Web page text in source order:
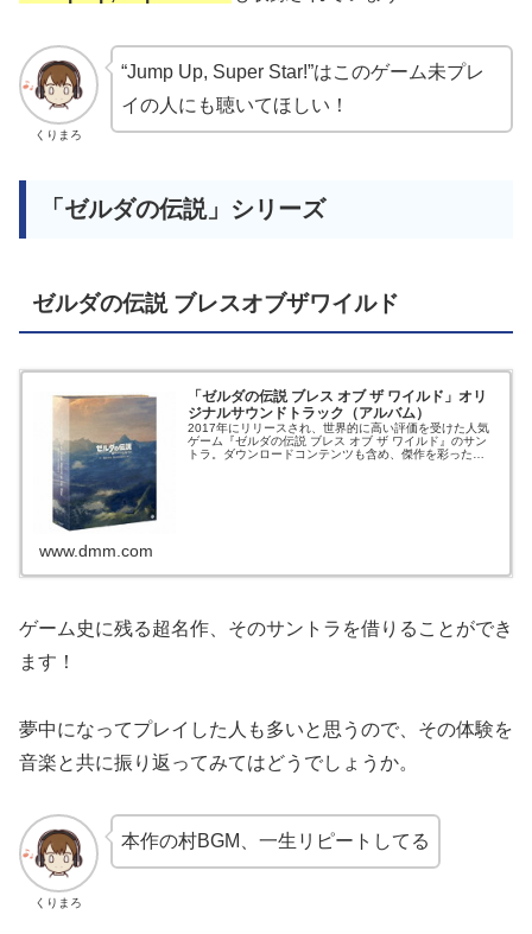
くりまろ
“Jump Up, Super Star!”はこのゲーム未プレ
イの人にも聴いてほしい！
「ゼルダの伝説」シリーズ
ゼルダの伝説 ブレスオブザワイルド
「ゼルダの伝説 ブレス オブ ザ ワイルド」オリ
ジナルサウンドトラック（アルバム）
2017年にリリースされ、世界的に高い評価を受けた人気
ゲーム『ゼルダの伝説 ブレス オブ ザ ワイルド』のサン
トラ。ダウンロードコンテンツも含め、傑作を彩った
www.dmm.com
ゲーム史に残る超名作、そのサントラを借りることができ
ます！
夢中になってプレイした人も多いと思うので、その体験を
音楽と共に振り返ってみてはどうでしょうか。
くりまろ
本作の村BGM、一生リピートしてる